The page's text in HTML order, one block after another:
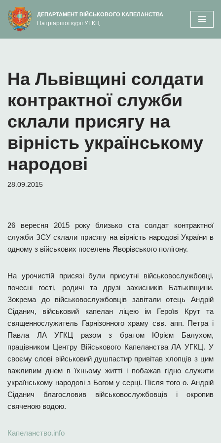
вмісту
Перейти
до
ДЕПАРТАМЕНТ ВІЙСЬКОВОГО КАПЕЛАНСТВА
Патріаршої курії УГКЦ
На Львівщині солдати
контрактної служби
склали присягу на
вірність українському
народові
28.09.2015
26 вересня 2015 року близько ста солдат контрактної
служби ЗСУ склали присягу на вірність народові України в
одному з військових поселень Яворівського полігону.
На урочистій присязі були присутні військовослужбовці,
почесні гості, родичі та друзі захисників Батьківщини.
Зокрема до військовослужбовців завітали отець Андрій
Сіданич, військовий капелан ліцею ім Героїв Крут та
священнослужитель Гарнізонного храму свв. апп. Петра і
Павла ЛА УГКЦ разом з братом Юрієм Балухом,
працівником Центру Військового Капеланства ЛА УГКЦ. У
своєму слові військовий душпастир привітав хлопців з цим
важливим днем в їхньому житті і побажав гідно служити
українському народові з Богом у серці. Після того о. Андрій
Сіданич благословив військовослужбовців і окропив
свяченою водою.
Капеланство.info